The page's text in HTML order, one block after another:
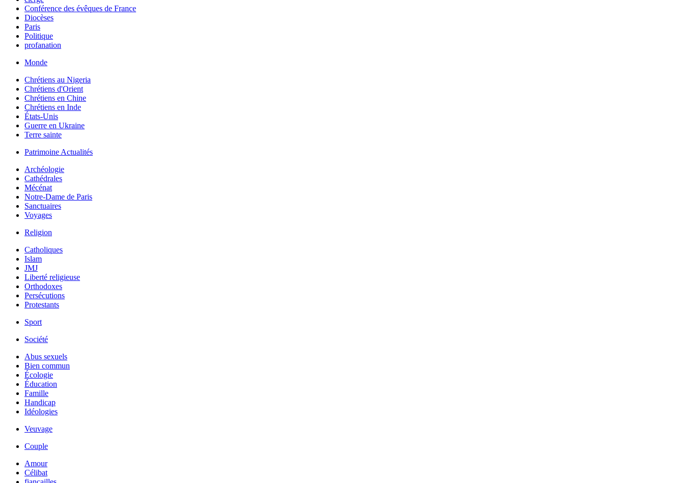
Conférence des évêques de France
Diocèses
Paris
Politique
profanation
Monde
Chrétiens au Nigeria
Chrétiens d'Orient
Chrétiens en Chine
Chrétiens en Inde
États-Unis
Guerre en Ukraine
Terre sainte
Patrimoine Actualités
Archéologie
Cathédrales
Mécénat
Notre-Dame de Paris
Sanctuaires
Voyages
Religion
Catholiques
Islam
JMJ
Liberté religieuse
Orthodoxes
Persécutions
Protestants
Sport
Société
Abus sexuels
Bien commun
Écologie
Éducation
Famille
Handicap
Idéologies
Veuvage
Couple
Amour
Célibat